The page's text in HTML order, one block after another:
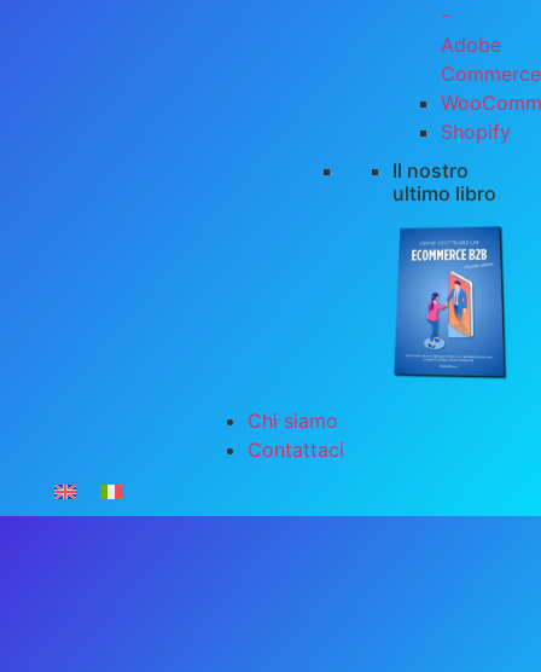
-
Adobe
Commerce
Shopify
Il nostro
ultimo libro
Chi siamo
Contattaci